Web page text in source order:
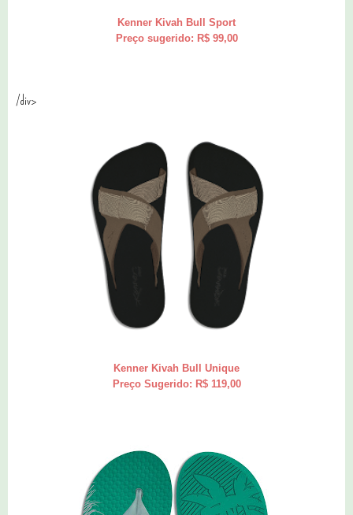
Kenner Kivah Bull Sport
Preço sugerido: R$ 99,00
/div>
Kenner Kivah Bull Unique
Preço Sugerido: R$ 119,00